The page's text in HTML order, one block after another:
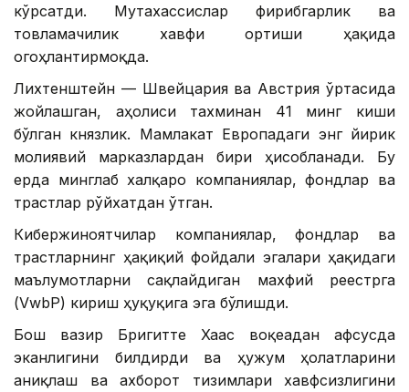
кўрсатди. Мутахассислар фирибгарлик ва
товламачилик хавфи ортиши ҳақида
огоҳлантирмоқда.
Лихтенштейн — Швейцария ва Австрия ўртасида
жойлашган, аҳолиси тахминан 41 минг киши
бўлган князлик. Мамлакат Европадаги энг йирик
молиявий марказлардан бири ҳисобланади. Бу
ерда минглаб халқаро компаниялар, фондлар ва
трастлар рўйхатдан ўтган.
Кибержиноятчилар компаниялар, фондлар ва
трастларнинг ҳақиқий фойдали эгалари ҳақидаги
маълумотларни сақлайдиган махфий реестрга
(VwbP) кириш ҳуқуқига эга бўлишди.
Бош вазир Бригитте Хаас воқеадан афсусда
эканлигини билдирди ва ҳужум ҳолатларини
аниқлаш ва ахборот тизимлари хавфсизлигини